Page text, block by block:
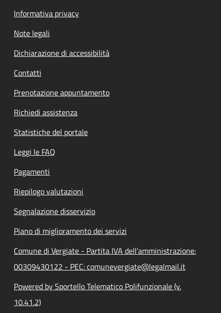
Informativa privacy
Note legali
Dichiarazione di accessibilità
Contatti
Prenotazione appuntamento
Richiedi assistenza
Statistiche del portale
Leggi le FAQ
Pagamenti
Riepilogo valutazioni
Segnalazione disservizio
Piano di miglioramento dei servizi
Comune di Vergiate - Partita IVA dell'amministrazione:
00309430122 - PEC: comunevergiate@legalmail.it
Powered by Sportello Telematico Polifunzionale (v.
10.41.2)